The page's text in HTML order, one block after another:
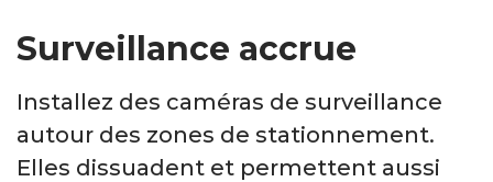
Surveillance accrue
Installez des caméras de surveillance
autour des zones de stationnement.
Elles dissuadent et permettent aussi